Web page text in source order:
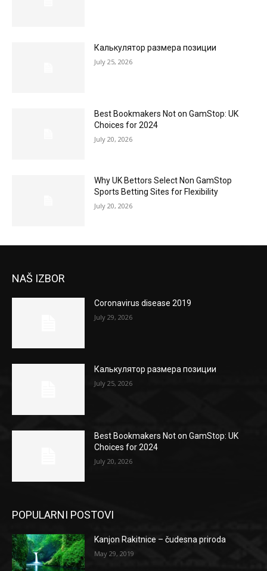
Калькулятор размера позиции
July 25, 2026
Best Bookmakers Not on GamStop: UK
Choices for 2024
July 20, 2026
Why UK Bettors Select Non GamStop
Sports Betting Sites for Flexibility
July 20, 2026
NAŠ IZBOR
Coronavirus disease 2019
July 29, 2026
Калькулятор размера позиции
July 25, 2026
Best Bookmakers Not on GamStop: UK
Choices for 2024
July 20, 2026
POPULARNI POSTOVI
Kanjon Rakitnice – čudesna priroda
May 29, 2019